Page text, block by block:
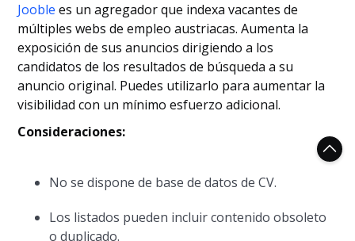
Jooble es un agregador que indexa vacantes de
múltiples webs de empleo austriacas. Aumenta la
exposición de sus anuncios dirigiendo a los
candidatos de los resultados de búsqueda a su
anuncio original. Puedes utilizarlo para aumentar la
visibilidad con un mínimo esfuerzo adicional.
Consideraciones:
No se dispone de base de datos de CV.
Los listados pueden incluir contenido obsoleto
o duplicado.